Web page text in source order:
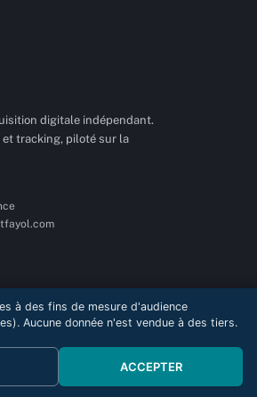
digitale indépendant.
et tracking, piloté sur la
Ads
et BTP
à des fins de mesure d'audience
Aucune donnée n'est vendue à des tiers.
ACCEPTER